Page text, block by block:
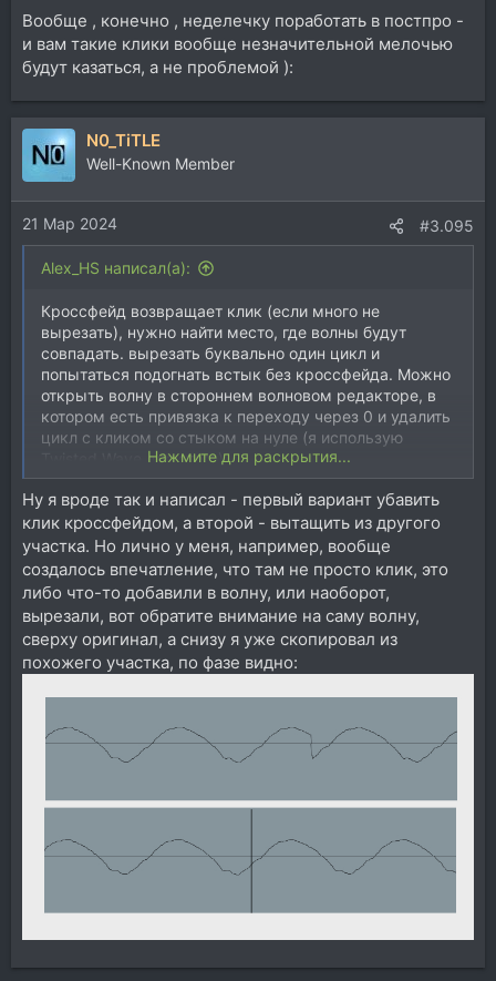
Вообще , конечно , неделечку поработать в постпро -
и вам такие клики вообще незначительной мелочью
будут казаться, а не проблемой ):
N0_TiTLE
Well-Known Member
21 Мар 2024 #3.095
Alex_HS написал(а):
Кроссфейд возвращает клик (если много не
вырезать), нужно найти место, где волны будут
совпадать. вырезать буквально один цикл и
попытаться подогнать встык без кроссфейда. Можно
открыть волну в стороннем волновом редакторе, в
котором есть привязка к переходу через 0 и удалить
цикл с кликом со стыком на нуле (я использую
Twisted Wave для этого).
ЗЫ: Интерполяция и декликеры порой дают худшие
результаты (провалы и т.п.).
Нажмите для раскрытия...
Ну я вроде так и написал - первый вариант убавить
клик кроссфейдом, а второй - вытащить из другого
участка. Но лично у меня, например, вообще
создалось впечатление, что там не просто клик, это
либо что-то добавили в волну, или наоборот,
вырезали, вот обратите внимание на саму волну,
сверху оригинал, а снизу я уже скопировал из
похожего участка, по фазе видно: